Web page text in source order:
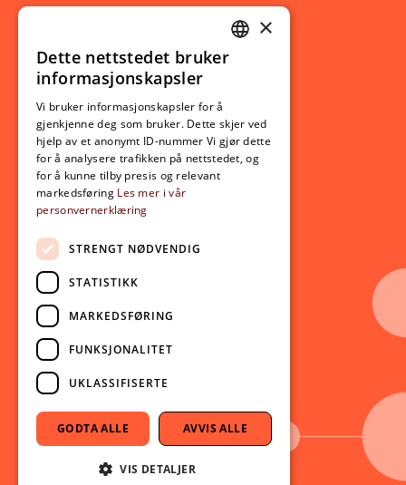
Ny student
Utveksling
Opptak
Lov- og regelverk
Aktuelt
Nyheter
Arrangementer
Nyhetsbrev
Ledige stillinger
Følg oss på sosiale medier:
Facebook
Instagram
Youtube
LinkedIn
TikTok
NORWEGIAN
×
Dette nettstedet bruker
informasjonskapsler
Vi bruker informasjonskapsler for å
gjenkjenne deg som bruker. Dette skjer ved
hjelp av et anonymt ID-nummer Vi gjør dette
for å analysere trafikken på nettstedet, og
for å kunne tilby presis og relevant
markedsføring Les mer i vår
personvernerklæring
STRENGT NØDVENDIG
STATISTIKK
MARKEDSFØRING
FUNKSJONALITET
UKLASSIFISERTE
GODTA ALLE AVVIS ALLE
VIS DETALJER